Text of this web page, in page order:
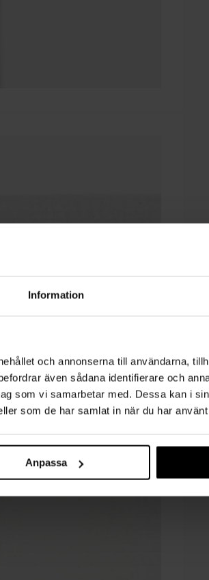
Information
och annonserna till användarna,
även sådana identifierare och
som vi samarbetar med. Dessa kan i
som de har samlat in när du har
Anpassa